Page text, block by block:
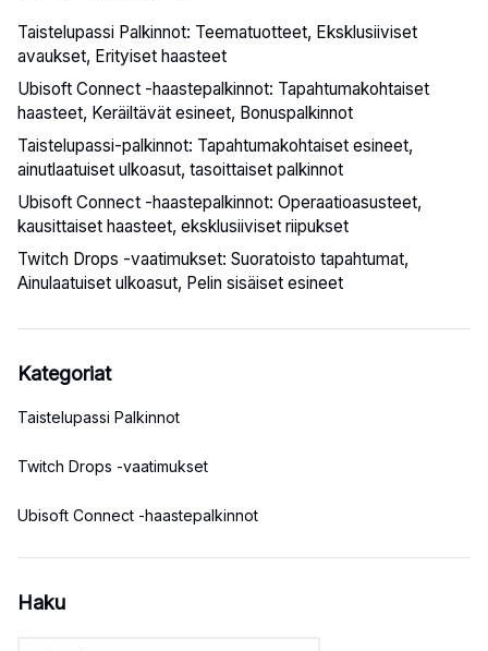
Taistelupassi Palkinnot: Teematuotteet, Eksklusiiviset
avaukset, Erityiset haasteet
Ubisoft Connect -haastepalkinnot: Tapahtumakohtaiset
haasteet, Keräiltävät esineet, Bonuspalkinnot
Taistelupassi-palkinnot: Tapahtumakohtaiset esineet,
ainutlaatuiset ulkoasut, tasoittaiset palkinnot
Ubisoft Connect -haastepalkinnot: Operaatioasusteet,
kausittaiset haasteet, eksklusiiviset riipukset
Twitch Drops -vaatimukset: Suoratoisto tapahtumat,
Ainulaatuiset ulkoasut, Pelin sisäiset esineet
Kategoriat
Taistelupassi Palkinnot
Twitch Drops -vaatimukset
Ubisoft Connect -haastepalkinnot
Haku